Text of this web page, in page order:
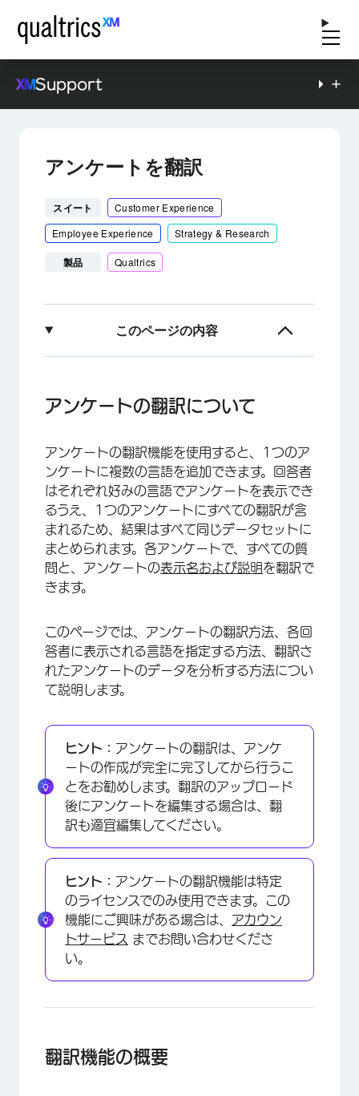
Support
アンケートを翻訳
スイート
Customer Experience
Employee Experience
Strategy & Research
製品 Qualtrics
このページの内容
翻訳機能の概要
アンケートの手動翻訳
アンケートの自動翻訳
翻訳のインポート
カスタマイズした言語
参加者が使用する言語の指定
言語ごとのカスタムコンテンツ
翻訳済みアンケートのデータ分析
翻訳の削除
さまざまなタイプのアンケートの翻訳
FAQs
アンケートの翻訳について
アンケートの翻訳機能を使用すると、1つのア
ンケートに複数の言語を追加できます。回答者
はそれぞれ好みの言語でアンケートを表示でき
るうえ、1つのアンケートにすべての翻訳が含
まれるため、結果はすべて同じデータセットに
まとめられます。各アンケートで、すべての質
問と、アンケートの表示名および説明を翻訳で
きます。
このページでは、アンケートの翻訳方法、各回
答者に表示される言語を指定する方法、翻訳さ
れたアンケートのデータを分析する方法につい
て説明します。
ヒント： アンケートの翻訳は、アンケ
ートの作成が完全に完了してから行うこ
とをお勧めします。翻訳のアップロード
後にアンケートを編集する場合は、翻
訳も適宜編集してください。
ヒント： アンケートの翻訳機能は特定
のライセンスでのみ使用できます。この
機能にご興味がある場合は、 アカウン
トサービス までお問い合わせくださ
い。
翻訳機能の概要